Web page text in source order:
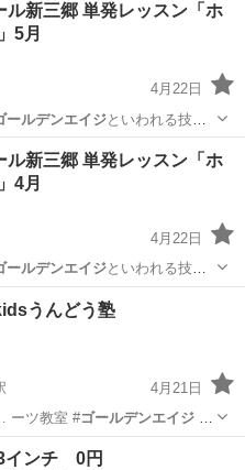
ル新三郷 単発レッスン「ホ
5月
4月22日
ールデンエイジといわれる技術
カー 単発
ル新三郷 単発レッスン「ホ
4月
4月22日
ールデンエイジといわれる技術
カー 単発
うんどう塾
4月21日
ーツ教室 #ゴールデンエイジ#
かけっこ 親子
インチ 0円